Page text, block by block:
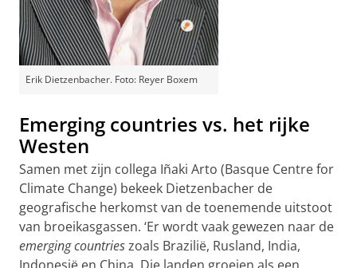
Erik Dietzenbacher. Foto: Reyer Boxem
Emerging countries vs. het rijke
Westen
Samen met zijn collega Iñaki Arto (Basque Centre for
Climate Change) bekeek Dietzenbacher de
geografische herkomst van de toenemende uitstoot
van broeikasgassen. ‘Er wordt vaak gewezen naar de
emerging countrieszoals Brazilië, Rusland, India,